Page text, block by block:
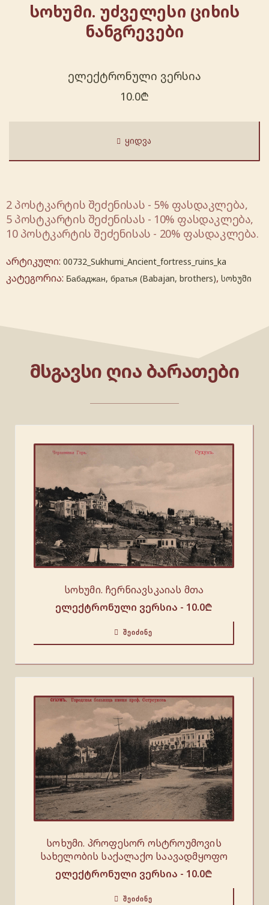
სოხუმი. უძველესი ციხის
ნანგრევები
ელექტრონული ვერსია
10.0₾
ᲧᲘᲓᲕᲐ
2 პოსტკარტის შეძენისას - 5% ფასდაკლება,
5 პოსტკარტის შეძენისას - 10% ფასდაკლება,
10 პოსტკარტის შეძენისას - 20% ფასდაკლება.
არტიკული: 00732_Sukhumi_Ancient_fortress_ruins_ka
კატეგორია: Бабаджан, братья (Babajan, brothers), სოხუმი
ᲛᲡᲒᲐᲕᲡᲘ ᲦᲘᲐ ᲑᲐᲠᲐᲗᲔᲑᲘ
სოხუმი. ჩერნიავსკაიას მთა
ელექტრონული ვერსია - 10.0₾
ᲨᲔᲘᲫᲘᲜᲔ
სოხუმი. პროფესორ ოსტროუმოვის
სახელობის საქალაქო საავადმყოფო
ელექტრონული ვერსია - 10.0₾
ᲨᲔᲘᲫᲘᲜᲔ